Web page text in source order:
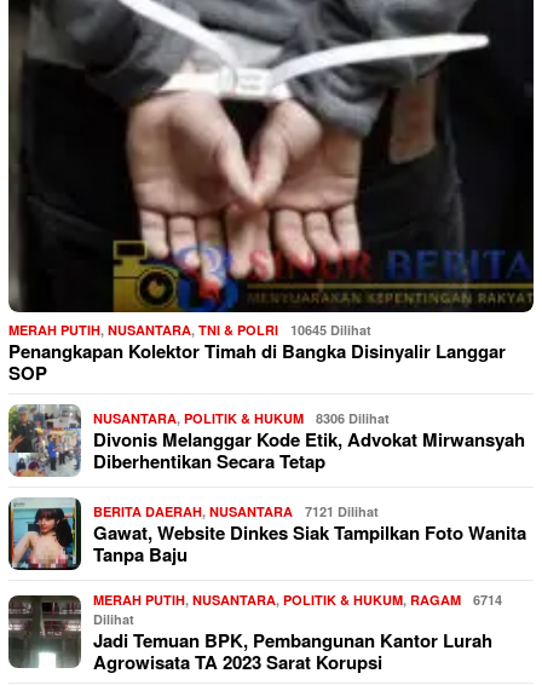
MERAH PUTIH, NUSANTARA, TNI & POLRI 10645 Dilihat
Penangkapan Kolektor Timah di Bangka Disinyalir Langgar
SOP
NUSANTARA, POLITIK & HUKUM 8306 Dilihat
Divonis Melanggar Kode Etik, Advokat Mirwansyah
Diberhentikan Secara Tetap
BERITA DAERAH, NUSANTARA 7121 Dilihat
Gawat, Website Dinkes Siak Tampilkan Foto Wanita
Tanpa Baju
MERAH PUTIH, NUSANTARA, POLITIK & HUKUM, RAGAM
6714
Dilihat
Jadi Temuan BPK, Pembangunan Kantor Lurah
Agrowisata TA 2023 Sarat Korupsi